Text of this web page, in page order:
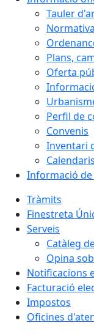
Tauler
Normativa
Plans,
Oferta
Perfil de
Convenis
Inventari
Calendaris
Informació de
Tràmits
Finestreta
Serveis
Catàleg
Opina
Notificacions
Facturació
Impostos
Oficines